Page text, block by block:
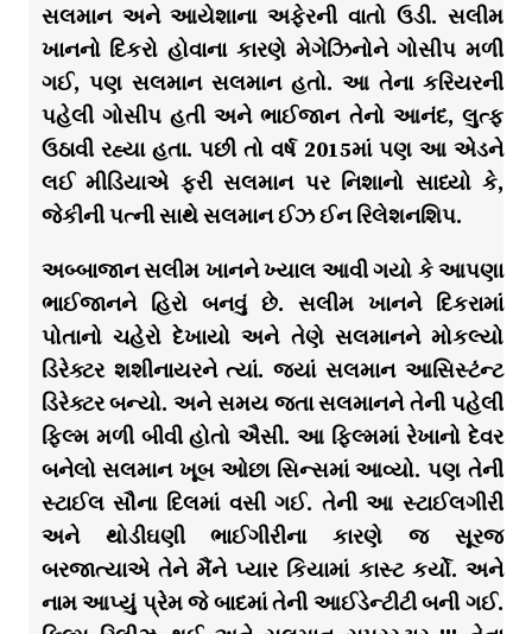
સલમાન અને આયેશાના અફેરની વાતો ઉડી. સલીમ
ખાનનો દિકરો હોવાના કારણે મેગેઝિનોને ગોસીપ મળી
ગઈ, પણ સલમાન સલમાન હતો. આ તેના કરિયરની
પહેલી ગોસીપ હતી અને ભાઈજાન તેનો આનંદ, લુત્ફ
ઉઠાવી રહ્યા હતા. પછી તો વર્ષ 2015માં પણ આ એડને
લઈ મીડિયાએ ફરી સલમાન પર નિશાનો સાધ્યો કે,
જેકીની પત્ની સાથે સલમાન ઈઝ ઈન રિલેશનશિપ.
અબ્બાજાન સલીમ ખાનને ખ્યાલ આવી ગયો કે આપણા
ભાઈજાનને હિરો બનવું છે. સલીમ ખાનને દિકરામાં
પોતાનો ચહેરો દેખાયો અને તેણે સલમાનને મોકલ્યો
ડિરેક્ટર શશીનાયરને ત્યાં. જ્યાં સલમાન આસિસ્ટંન્ટ
ડિરેક્ટર બન્યો. અને સમય જતા સલમાનને તેની પહેલી
ફિલ્મ મળી બીવી હોતો ઐસી. આ ફિલ્મમાં રેખાનો દેવર
બનેલો સલમાન ખૂબ ઓછા સિન્સમાં આવ્યો. પણ તેની
સ્ટાઈલ સૌના દિલમાં વસી ગઈ. તેની આ સ્ટાઈલગીરી
અને થોડીઘણી ભાઈગીરીના કારણે જ સૂરજ
બરજાત્યાએ તેને મૈંને પ્યાર કિયામાં કાસ્ટ કર્યો. અને
નામ આપ્યું પ્રેમ જે બાદમાં તેની આઈડેન્ટીટી બની ગઈ.